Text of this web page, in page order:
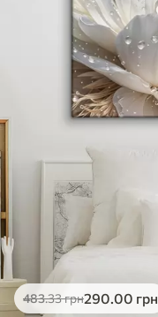
483.33грн290.00 грн